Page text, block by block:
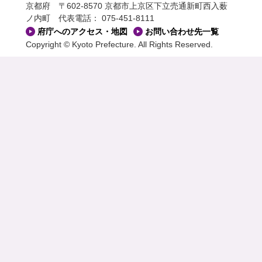
京都府 〒602-8570 京都市上京区下立売通新町西入薮
ノ内町
代表電話： 075-451-8111
府庁へのアクセス・地図
お問い合わせ先一覧
Copyright © Kyoto Prefecture. All Rights Reserved.